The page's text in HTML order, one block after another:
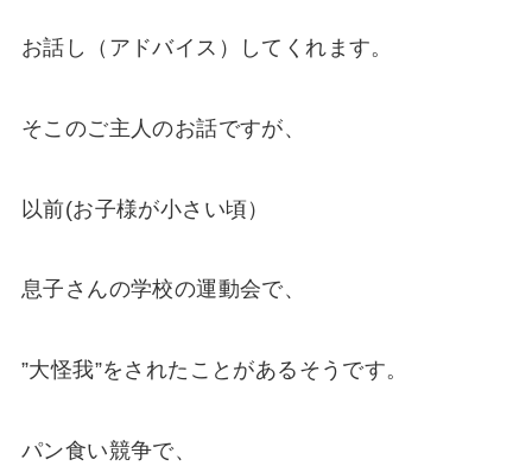
お話し（アドバイス）してくれます。
そこのご主人のお話ですが、
以前(お子様が小さい頃）
息子さんの学校の運動会で、
”大怪我”をされたことがあるそうです。
パン食い競争で、